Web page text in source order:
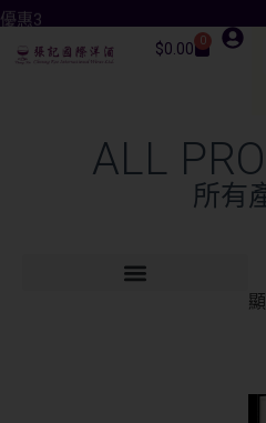
優惠3
$0.00 0
ALL
所有